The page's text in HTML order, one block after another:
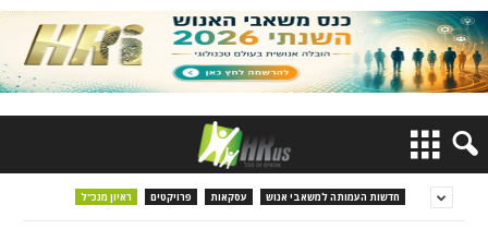
חדשות העמותה למשאבי אנוש עסקאות פרויקטים ראיון מנכ"ל